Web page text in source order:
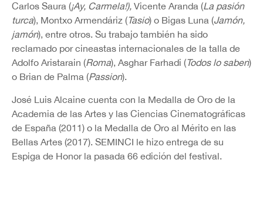
Carlos Saura (¡Ay, Carmela!), Vicente Aranda (La pasión
turca), Montxo Armendáriz (Tasio) o Bigas Luna (Jamón,
jamón), entre otros. Su trabajo también ha sido
reclamado por cineastas internacionales de la talla de
Adolfo Aristarain (Roma), Asghar Farhadi (Todos lo saben)
o Brian de Palma (Passion).
José Luis Alcaine cuenta con la Medalla de Oro de la
Academia de las Artes y las Ciencias Cinematográficas
de España (2011) o la Medalla de Oro al Mérito en las
Bellas Artes (2017). SEMINCI le hizo entrega de su
Espiga de Honor la pasada 66 edición del festival.